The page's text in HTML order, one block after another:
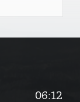
06:12